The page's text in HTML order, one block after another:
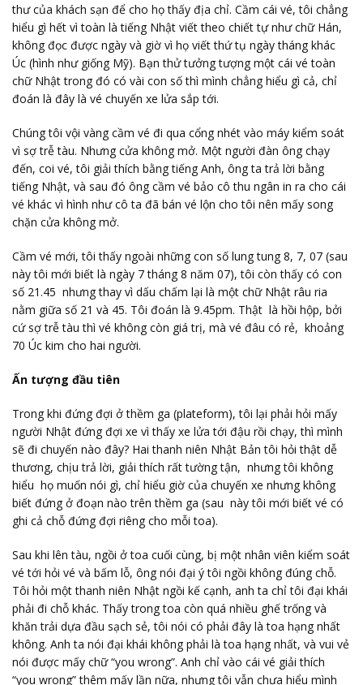
thư của khách sạn để cho họ thấy địa chỉ. Cầm cái vé, tôi chẳng
hiểu gì hết vì toàn là tiếng Nhật viết theo chiết tự như chữ Hán,
không đọc được ngày và giờ vì họ viết thứ tụ ngày tháng khác
Úc (hình như giống Mỹ). Bạn thử tưởng tượng một cái vé toàn
chữ Nhật trong đó có vài con số thì mình chẳng hiểu gì cả, chỉ
đoán là đây là vé chuyến xe lửa sắp tới.
Chúng tôi vội vàng cầm vé đi qua cổng nhét vào máy kiểm soát
vì sợ trễ tàu. Nhưng cửa không mở. Một người đàn ông chạy
đến, coi vé, tôi giải thích bằng tiếng Anh, ông ta trả lời bằng
tiếng Nhật, và sau đó ông cầm vé bảo cô thu ngân in ra cho cái
vé khác vì hình như cô ta đã bán vé lộn cho tôi nên mấy song
chặn cửa không mở.
Cầm vé mới, tôi thấy ngoài những con số lung tung 8, 7, 07 (sau
này tôi mới biết là ngày 7 tháng 8 năm 07), tôi còn thấy có con
số 21.45 nhưng thay vì dấu chấm lại là một chữ Nhật râu ria
nằm giữa số 21 và 45. Tôi đoán là 9.45pm. Thật là hồi hộp, bởi
cứ sợ trễ tàu thì vé không còn giá trị, mà vé đâu có rẻ, khoảng
70 Úc kim cho hai người.
Ấn tượng đầu tiên
Trong khi đứng đợi ở thềm ga (plateform), tôi lại phải hỏi mấy
người Nhật đứng đợi xe vì thấy xe lửa tới đậu rồi chạy, thì mình
sẽ đi chuyến nào đây? Hai thanh niên Nhật Bản tôi hỏi thật dễ
thương, chịu trả lời, giải thích rất tường tận, nhưng tôi không
hiểu họ muốn nói gì, chỉ hiểu giờ của chuyến xe nhưng không
biết đứng ở đoạn nào trên thềm ga (sau này tôi mới biết vé có
ghi cả chỗ đứng đợi riêng cho mỗi toa).
Sau khi lên tàu, ngồi ở toa cuối cùng, bị một nhân viên kiểm soát
vé tới hỏi vé và bấm lỗ, ông nói đại ý tôi ngồi không đúng chỗ.
Tôi hỏi một thanh niên Nhật ngồi kế cạnh, anh ta chỉ tôi đại khái
phải đi chỗ khác. Thấy trong toa còn quá nhiều ghế trống và
khăn trải dựa đầu sạch sẻ, tôi nói có phải đây là toa hạng nhất
không. Anh ta nói đại khái không phải là toa hạng nhất, và vui vẻ
nói được mấy chữ “you wrong”. Anh chỉ vào cái vé giải thích
“you wrong” thêm mấy lần nữa, nhưng tôi vẫn chưa hiểu mình